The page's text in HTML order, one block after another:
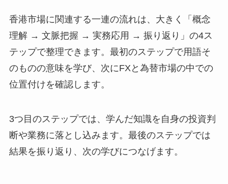
香港市場に関連する一連の流れは、大きく「概念
理解 → 文脈把握 → 実務応用 → 振り返り」の4ス
テップで整理できます。最初のステップで用語そ
のものの意味を学び、次にFXと為替市場の中での
位置付けを確認します。
3つ目のステップでは、学んだ知識を自身の投資判
断や業務に落とし込みます。最後のステップでは
結果を振り返り、次の学びにつなげます。